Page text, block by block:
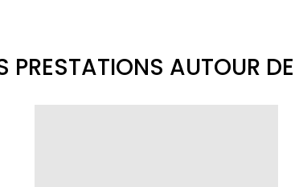
PRESTATIONS AUTOUR